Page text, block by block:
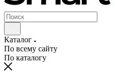
Каталог
По всему сайту
По каталогу